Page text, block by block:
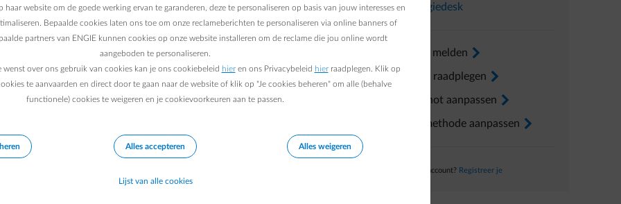
nog niet opgelost is, contacteer ENGIE.
sensor is gevallen: klik gewoon de sensor terug in de houder
terug op de module die de PV-productie meet, met het gaatje net
in de houder. Indien het niet lukt, contacteer ENGIE.
of plug&play zonnepanelen?
InEnergiedesk
Verhuis melden arrow-right
Factuur raadplegen arrow-right
Voorschot aanpassen arrow-right
Betaalmethode aanpassen arrow-right
Nog geen account? Registreer je
haar website om de goede werking ervan te garanderen, deze te personaliseren op basis van jouw interesses en
Bepaalde cookies laten ons toe om onze reclameberichten te personaliseren via online banners of
partners van ENGIE kunnen cookies op onze website installeren om de reclame die jou online wordt
aangeboden te personaliseren.
over ons gebruik van cookies kan je ons cookiebeleid hieren ons Privacybeleid hierraadplegen. Klik op
te aanvaarden en direct door te gaan naar de website of klik op "Je cookies beheren" om alle (behalve
functionele) cookies te weigeren en je cookievoorkeuren aan te passen.
Alles accepteren Alles weigeren
Lijst van alle cookies